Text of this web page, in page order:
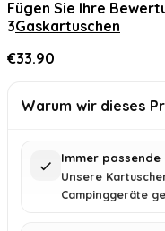
Fügen Sie Ihre
3Gaskartuschen
€33.90
Warum wir dieses
Immer
Unsere
Campinggeräte